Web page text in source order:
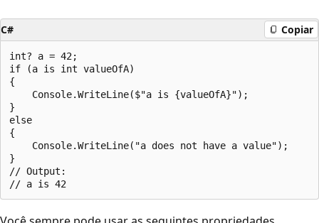
C# Copiar
int? a = 42;
if (a is int valueOfA)
{
    Console.WriteLine($"a is {valueOfA}");
}
else
{
    Console.WriteLine("a does not have a value");
}
// Output: